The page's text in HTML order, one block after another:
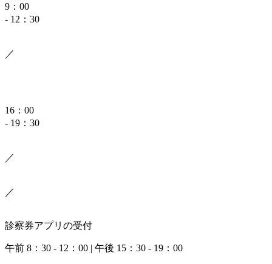
9：00
- 12：30
／
16：00
- 19：30
／
／
診察券アプリの受付
午前 8：30 - 12：00 | 午後 15：30 - 19：00